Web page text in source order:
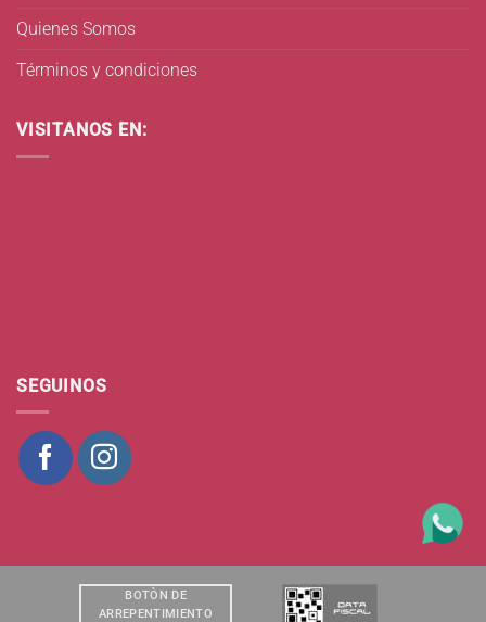
Quienes Somos
Términos y condiciones
VISITANOS EN:
SEGUINOS
BOTÒN DE
ARREPENTIMIENTO